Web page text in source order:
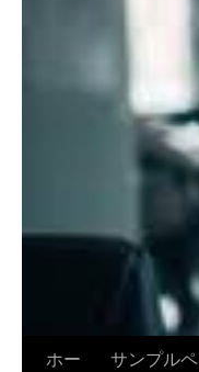
ホー
サンプルペ